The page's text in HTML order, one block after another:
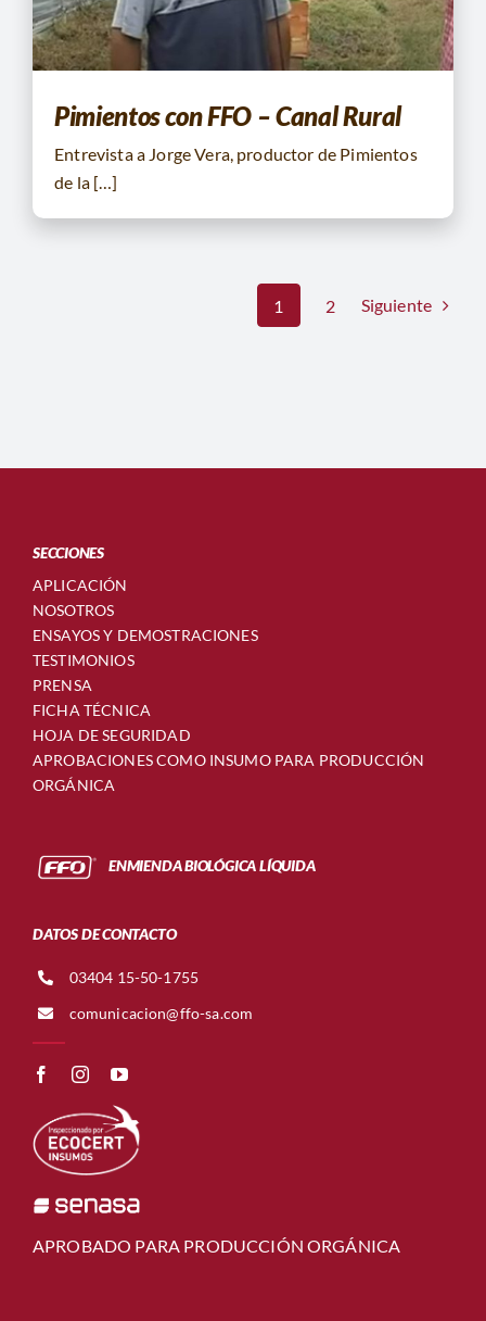
Pimientos con FFO – Canal Rural
Entrevista a Jorge Vera, productor de Pimientos
de la […]
1 2 Siguiente
SECCIONES
APLICACIÓN
NOSOTROS
ENSAYOS Y DEMOSTRACIONES
TESTIMONIOS
PRENSA
FICHA TÉCNICA
HOJA DE SEGURIDAD
APROBACIONES COMO INSUMO PARA PRODUCCIÓN
ORGÁNICA
ENMIENDA BIOLÓGICA LÍQUIDA
DATOS DE CONTACTO
03404 15-50-1755
comunicacion@ffo-sa.com
APROBADO PARA PRODUCCIÓN ORGÁNICA